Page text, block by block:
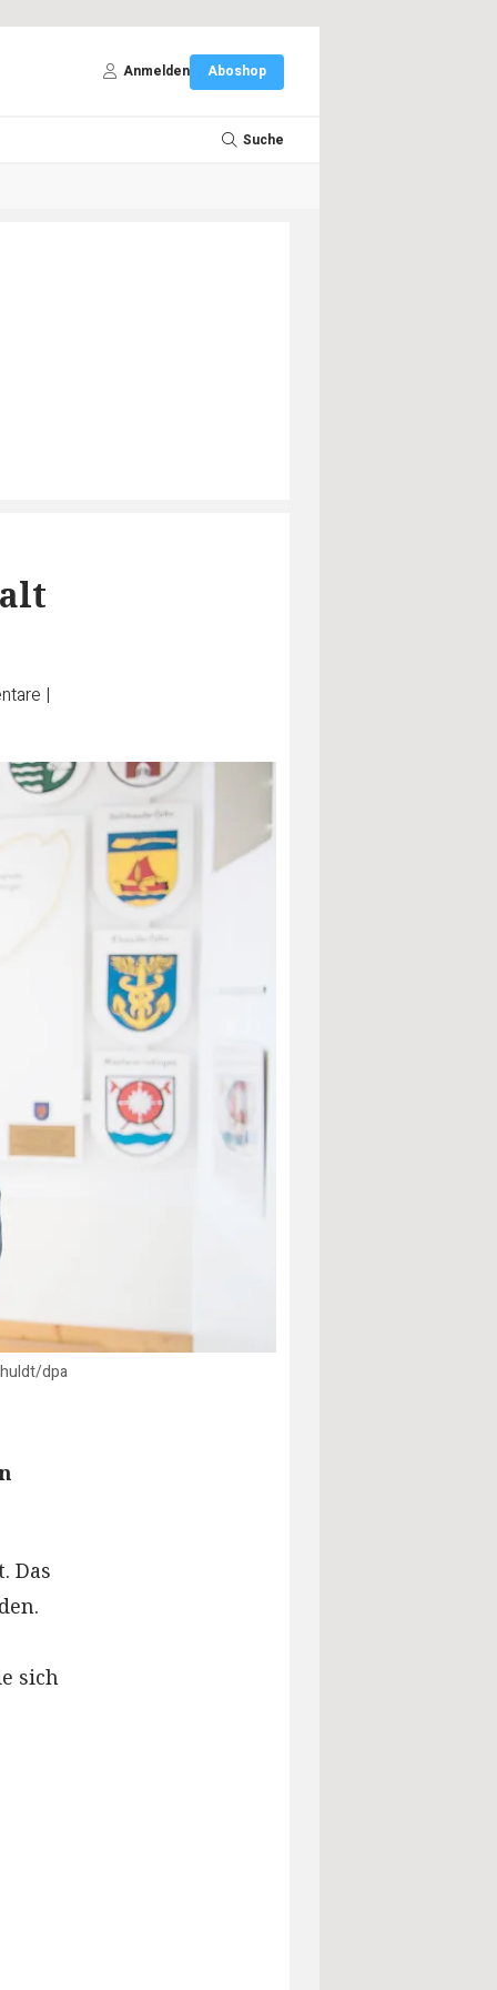
Anmelden Aboshop
Suche
|
dpa
Das
sich